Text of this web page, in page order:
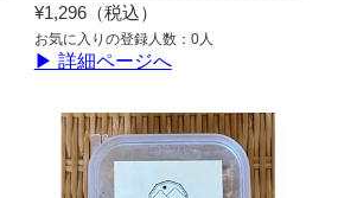
¥1,296（税込）
お気に入りの登録人数：0人
▶ 詳細ページへ